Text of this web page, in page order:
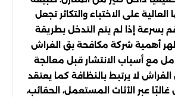
العالية على الاختباء والتكاثر تجعل
بسرعة إذا لم يتم التدخل بطريقة
أهمية شركة مكافحة بق الفراش
مع أسباب الانتشار قبل معالجة
الفراش لا يرتبط بالنظافة كما يعتقد
عبر الأثاث المستعمل، الحقائب،